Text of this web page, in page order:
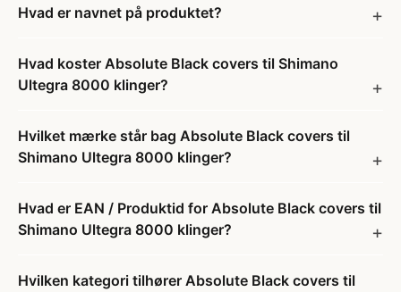
Hvad er navnet på produktet?
Hvad koster Absolute Black covers til Shimano
Ultegra 8000 klinger?
Hvilket mærke står bag Absolute Black covers til
Shimano Ultegra 8000 klinger?
Hvad er EAN / Produktid for Absolute Black covers til
Shimano Ultegra 8000 klinger?
Hvilken kategori tilhører Absolute Black covers til